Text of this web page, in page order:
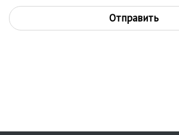
Отправить